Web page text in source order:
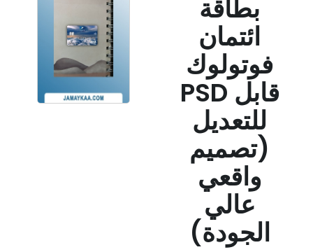
بطاقة
ائتمان
فوتولوك
PSD قابل
للتعديل
(تصميم
واقعي
عالي
الجودة)